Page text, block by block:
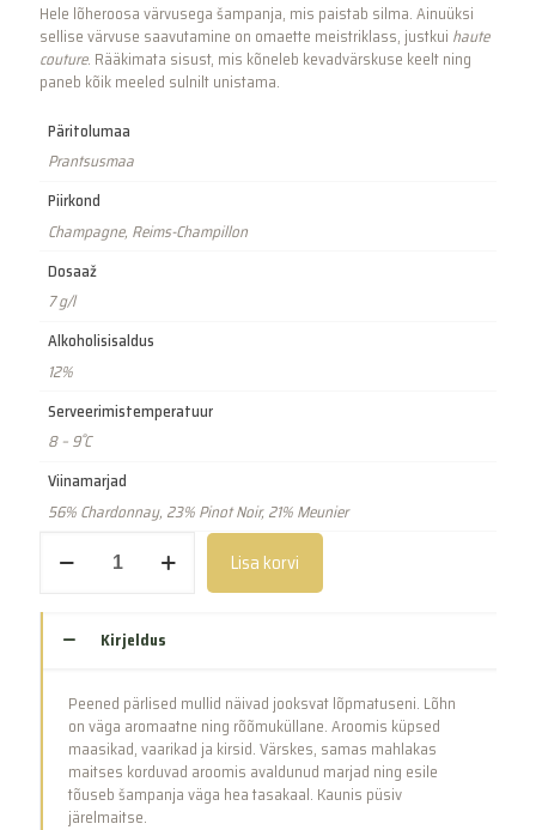
Hele lõheroosa värvusega šampanja, mis paistab silma. Ainuüksi
sellise värvuse saavutamine on omaette meistriklass, justkui haute
couture. Rääkimata sisust, mis kõneleb kevadvärskuse keelt ning
paneb kõik meeled sulnilt unistama.
Päritolumaa
Prantsusmaa
Piirkond
Champagne, Reims-Champillon
Dosaaž
7 g/l
Alkoholisisaldus
12%
Serveerimistemperatuur
8 – 9˚C
Viinamarjad
56% Chardonnay, 23% Pinot Noir, 21% Meunier
Carbon
(750ml)
kogus
Lisa korvi
Kirjeldus
Peened pärlised mullid näivad jooksvat lõpmatuseni. Lõhn
on väga aromaatne ning rõõmuküllane. Aroomis küpsed
maasikad, vaarikad ja kirsid. Värskes, samas mahlakas
maitses korduvad aroomis avaldunud marjad ning esile
tõuseb šampanja väga hea tasakaal. Kaunis püsiv
järelmaitse.